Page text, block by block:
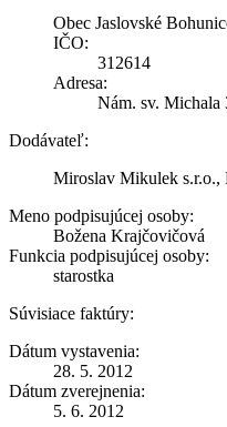
Obec Jaslovské
IČO:
312614
Adresa:
Nám. sv. Michala
Dodávateľ:
Miroslav Mikulek
Meno podpisujúcej osoby:
Božena Krajčovičová
Funkcia podpisujúcej osoby:
starostka
Súvisiace faktúry:
Dátum vystavenia:
28. 5. 2012
Dátum zverejnenia:
5. 6. 2012